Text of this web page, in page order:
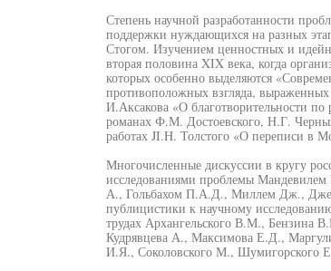
Степень научной разработанности
поддержки нуждающихся на разных
Стогом. Изучением ценностных и
вторая половина XIX века, когда
которых особенно выделяются
противоположных взгляда,
И.Аксакова «О благотворительности
романах Ф.М. Достоевского, Н.Г.
работах JI.H. Толстого «О переписи в
Многочисленные дискуссии в кругу
исследованиями проблемы
А., Гольбахом П.А.Д., Миллем Дж.,
публицистики к научному
трудах Архангельского В.М.,
Кудрявцева А., Максимова Е.Д.,
И.Я., Соколовского М., Шумигорского